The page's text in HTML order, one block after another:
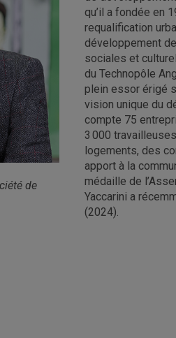
de
qu’il a fondée en
requalification
développement
sociales et
du Technopôle
plein essor érigé
vision unique du
compte 75
3 000
logements, des
apport à la
médaille de
Yaccarini a
(2024).